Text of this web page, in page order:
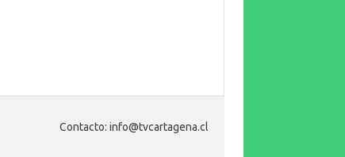
Contacto: info@tvcartagena.cl